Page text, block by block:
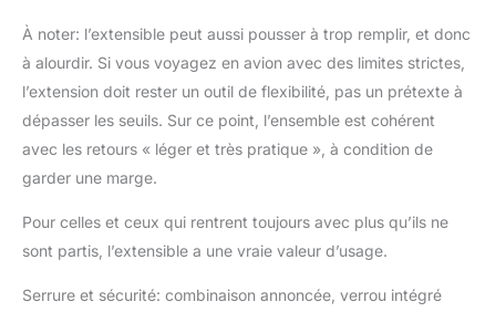
À noter: l’extensible peut aussi pousser à trop remplir, et donc
à alourdir. Si vous voyagez en avion avec des limites strictes,
l’extension doit rester un outil de flexibilité, pas un prétexte à
dépasser les seuils. Sur ce point, l’ensemble est cohérent
avec les retours « léger et très pratique », à condition de
garder une marge.
Pour celles et ceux qui rentrent toujours avec plus qu’ils ne
sont partis, l’extensible a une vraie valeur d’usage.
Serrure et sécurité: combinaison annoncée, verrou intégré